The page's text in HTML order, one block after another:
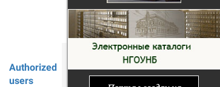
Authorized
users
users